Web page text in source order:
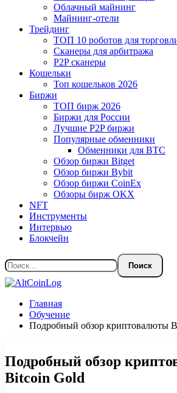
Облачный майнинг
Майнинг-отели
Трейдинг
ТОП 10 роботов для
Сканеры для арбитража
P2P сканеры
Кошельки
Топ кошельков 2026
Биржи
ТОП бирж 2026
Биржи для России
Лучшие P2P биржи
Популярные обменники
Обменники для BTC
Обзор биржи Bitget
Обзор биржи Bybit
Обзор биржи CoinEx
Обзоры бирж OKX
NFT
Инструменты
Интервью
Блокчейн
Главная
Обучение
Подробный обзор криптовалюты
Подробный обзор
Bitcoin Gold